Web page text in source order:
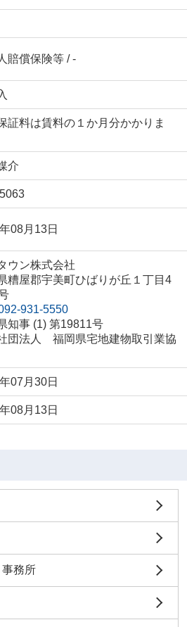
賠償保険等 / -
証料は賃料の１か月分かかりま
介
08月13日
ウン株式会社
糟屋郡宇美町ひばりが丘１丁目4
931-5550
知事 (1) 第19811号
団法人 福岡県宅地建物取引業協
07月30日
08月13日
事務所